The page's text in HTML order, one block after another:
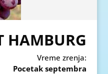
HAMBURG
Vreme zrenja:
Pocetak septembra